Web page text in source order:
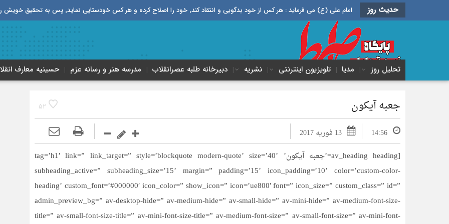
حدیث روز امام علی (ع) می فرماید : هر کس از خود بدگویی و انتقاد کند٬ خود را اصلاح کرده و هر کس خودستایی نماید٬ پس به تحقیق خویش را تباه نموده است.
تحلیل روز مدیا تلویزیون اینترنتی نشریه دبیرخانه طلبه‌ عصر‌انقلاب مدرسه هنر و رسانه عزم حسینیه معارف
52 جعبه آیکون
14:56 13 فوریه 2017
[av_heading heading=’جعبه آیکون’ tag=’h1′ link=” link_target=” style=’blockquote modern-quote’ size=’40’
subheading_active=” subheading_size=’15’ margin=” padding=’15’ icon_padding=’10’ color=’custom-color-
heading’ custom_font=’#000000′ icon_color=” show_icon=” icon=’ue800′ font=” icon_size=” custom_class=” id=”
admin_preview_bg=” av-desktop-hide=” av-medium-hide=” av-small-hide=” av-mini-hide=” av-medium-font-size-
title=” av-small-font-size-title=” av-mini-font-size-title=” av-medium-font-size=” av-small-font-size=” av-mini-font-